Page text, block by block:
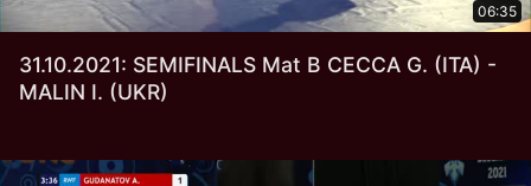
06:35
31.10.2021: SEMIFINALS Mat B CECCA G. (ITA) -
MALIN I. (UKR)